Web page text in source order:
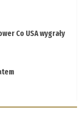
Co USA wygrały